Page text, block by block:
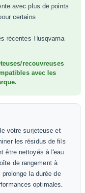
avec plus de points
certains
récentes Husqvarna
recouvreuses
avec les
votre surjeteuse et
les résidus de fils
être nettoyés à l'eau
de rangement à
la durée de
optimales.